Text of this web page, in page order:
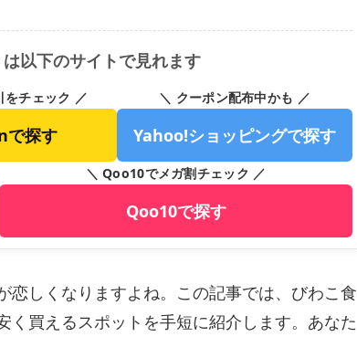
以下のサイトで見れます
をチェック ／
で探す
＼ クーポン配布中かも ／
Yahoo!ショッピングで探す
＼ Qoo10でメガ割チェック ／
Qoo10で探す
恋しくなりますよね。この記事では、びわこ食
く買えるスポットを手短に紹介します。あなた